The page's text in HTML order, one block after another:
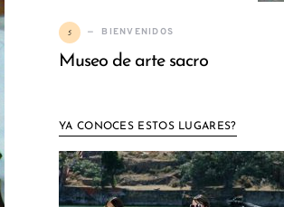
5 BIENVENIDOS
Museo de arte sacro
YA CONOCES ESTOS LUGARES?